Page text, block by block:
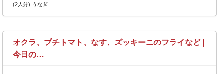
(2人分) うなぎ…
オクラ、プチトマト、なす、ズッキーニのフライなど |
今日の…